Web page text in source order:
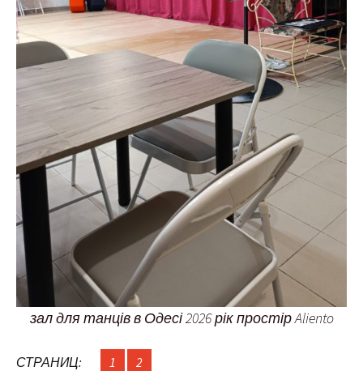
зал для танців в Одесі 2026 рік простір Aliento
СТРАНИЦ: 1 2